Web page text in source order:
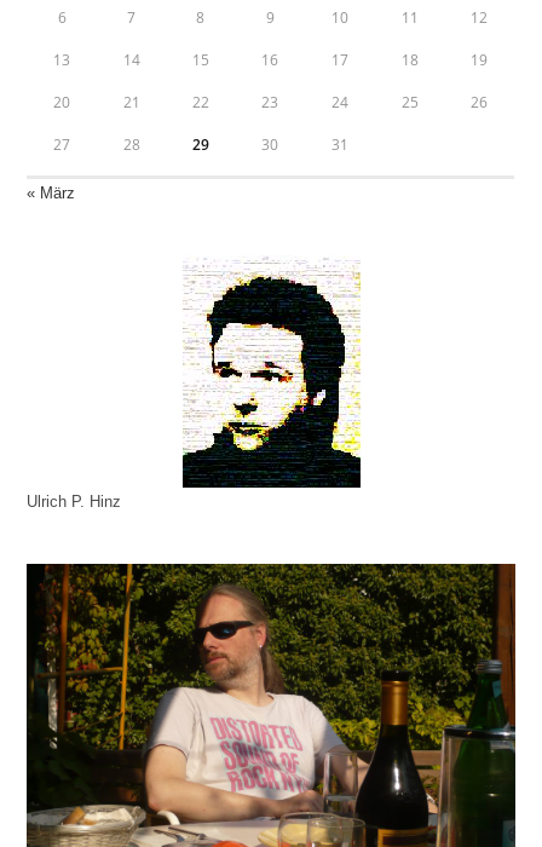
6 7 8 9 10 11 12
13 14 15 16 17 18 19
20 21 22 23 24 25 26
27 28 29 30 31
« März
Ulrich P. Hinz